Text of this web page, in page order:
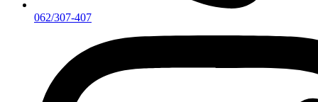
062/307-407